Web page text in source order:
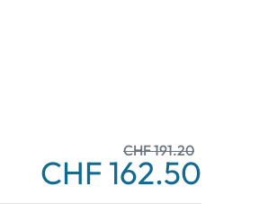
CHF 191.20
CHF 162.50